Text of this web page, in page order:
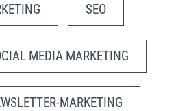
SEO
MEDIA MARKETING
MARKETING